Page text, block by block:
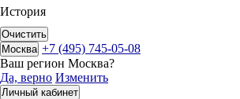
История
Очистить
Москва +7 (495) 745-05-08
Ваш регион Москва?
Да, верно Изменить
Личный кабинет